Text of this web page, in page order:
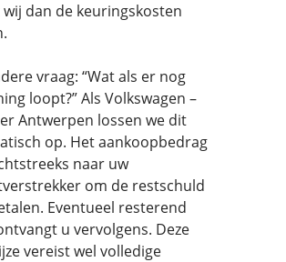
dan de keuringskosten
vraag: “Wat als er nog
loopt?” Als Volkswagen –
Antwerpen lossen we dit
op. Het aankoopbedrag
naar uw
om de restschuld
Eventueel resterend
u vervolgens. Deze
vereist wel volledige